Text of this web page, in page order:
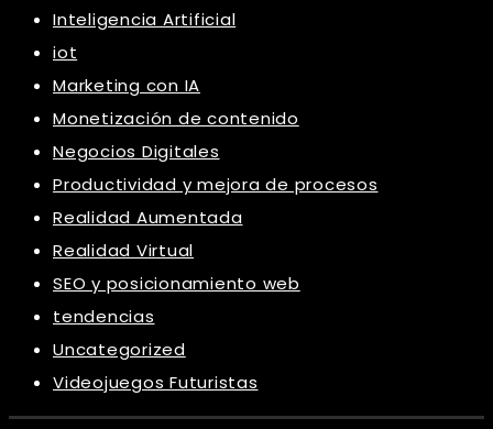
Inteligencia Artificial
iot
Marketing con IA
Monetización de contenido
Negocios Digitales
Productividad y mejora de procesos
Realidad Aumentada
Realidad Virtual
SEO y posicionamiento web
tendencias
Uncategorized
Videojuegos Futuristas